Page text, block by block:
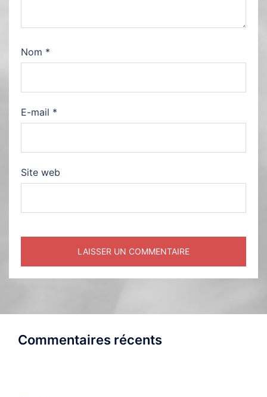
Nom *
E-mail *
Site web
Commentaires récents